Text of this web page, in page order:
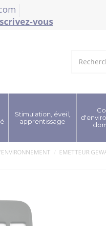
vous
Stimulation, éveil,
apprentissage
EMETTEUR